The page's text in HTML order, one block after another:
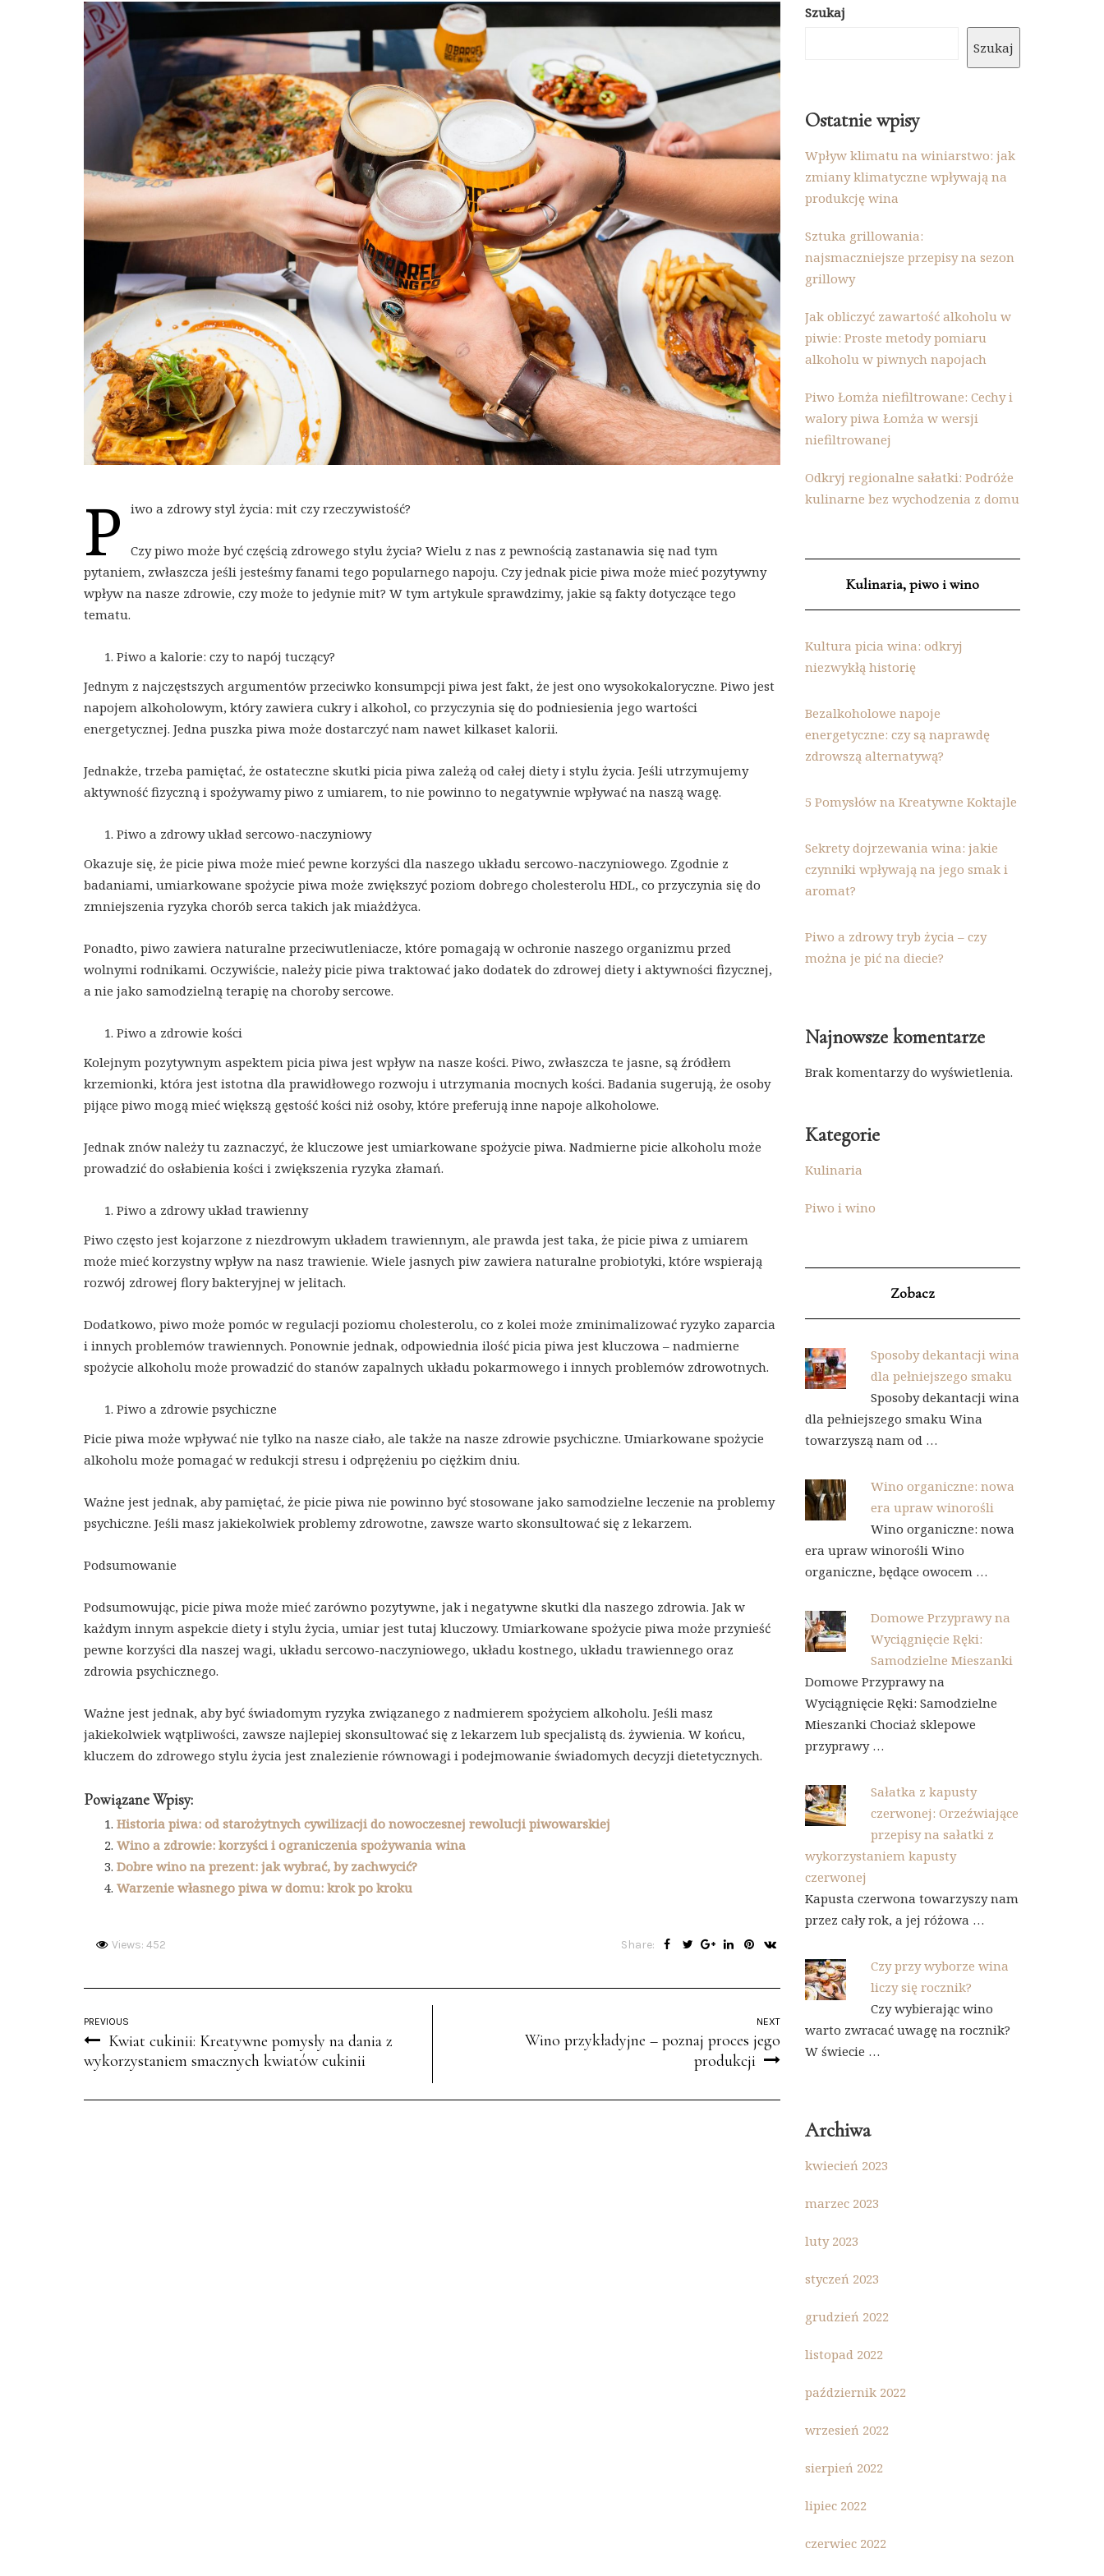
P iwo a zdrowy styl życia: mit czy rzeczywistość?
Czy piwo może być częścią zdrowego stylu życia? Wielu z nas z pewnością zastanawia się nad tym
pytaniem, zwłaszcza jeśli jesteśmy fanami tego popularnego napoju. Czy jednak picie piwa może mieć pozytywny
wpływ na nasze zdrowie, czy może to jedynie mit? W tym artykule sprawdzimy, jakie są fakty dotyczące tego
tematu.
Piwo a kalorie: czy to napój tuczący?
Jednym z najczęstszych argumentów przeciwko konsumpcji piwa jest fakt, że jest ono wysokokaloryczne. Piwo jest
napojem alkoholowym, który zawiera cukry i alkohol, co przyczynia się do podniesienia jego wartości
energetycznej. Jedna puszka piwa może dostarczyć nam nawet kilkaset kalorii.
Jednakże, trzeba pamiętać, że ostateczne skutki picia piwa zależą od całej diety i stylu życia. Jeśli utrzymujemy
aktywność fizyczną i spożywamy piwo z umiarem, to nie powinno to negatywnie wpływać na naszą wagę.
Piwo a zdrowy układ sercowo-naczyniowy
Okazuje się, że picie piwa może mieć pewne korzyści dla naszego układu sercowo-naczyniowego. Zgodnie z
badaniami, umiarkowane spożycie piwa może zwiększyć poziom dobrego cholesterolu HDL, co przyczynia się do
zmniejszenia ryzyka chorób serca takich jak miażdżyca.
Ponadto, piwo zawiera naturalne przeciwutleniacze, które pomagają w ochronie naszego organizmu przed
wolnymi rodnikami. Oczywiście, należy picie piwa traktować jako dodatek do zdrowej diety i aktywności fizycznej,
a nie jako samodzielną terapię na choroby sercowe.
Piwo a zdrowie kości
Kolejnym pozytywnym aspektem picia piwa jest wpływ na nasze kości. Piwo, zwłaszcza te jasne, są źródłem
krzemionki, która jest istotna dla prawidłowego rozwoju i utrzymania mocnych kości. Badania sugerują, że osoby
pijące piwo mogą mieć większą gęstość kości niż osoby, które preferują inne napoje alkoholowe.
Jednak znów należy tu zaznaczyć, że kluczowe jest umiarkowane spożycie piwa. Nadmierne picie alkoholu może
prowadzić do osłabienia kości i zwiększenia ryzyka złamań.
Piwo a zdrowy układ trawienny
Piwo często jest kojarzone z niezdrowym układem trawiennym, ale prawda jest taka, że picie piwa z umiarem
może mieć korzystny wpływ na nasz trawienie. Wiele jasnych piw zawiera naturalne probiotyki, które wspierają
rozwój zdrowej flory bakteryjnej w jelitach.
Dodatkowo, piwo może pomóc w regulacji poziomu cholesterolu, co z kolei może zminimalizować ryzyko zaparcia
i innych problemów trawiennych. Ponownie jednak, odpowiednia ilość picia piwa jest kluczowa – nadmierne
spożycie alkoholu może prowadzić do stanów zapalnych układu pokarmowego i innych problemów zdrowotnych.
Piwo a zdrowie psychiczne
Picie piwa może wpływać nie tylko na nasze ciało, ale także na nasze zdrowie psychiczne. Umiarkowane spożycie
alkoholu może pomagać w redukcji stresu i odprężeniu po ciężkim dniu.
Ważne jest jednak, aby pamiętać, że picie piwa nie powinno być stosowane jako samodzielne leczenie na problemy
psychiczne. Jeśli masz jakiekolwiek problemy zdrowotne, zawsze warto skonsultować się z lekarzem.
Podsumowanie
Podsumowując, picie piwa może mieć zarówno pozytywne, jak i negatywne skutki dla naszego zdrowia. Jak w
każdym innym aspekcie diety i stylu życia, umiar jest tutaj kluczowy. Umiarkowane spożycie piwa może przynieść
pewne korzyści dla naszej wagi, układu sercowo-naczyniowego, układu kostnego, układu trawiennego oraz
zdrowia psychicznego.
Ważne jest jednak, aby być świadomym ryzyka związanego z nadmierem spożyciem alkoholu. Jeśli masz
jakiekolwiek wątpliwości, zawsze najlepiej skonsultować się z lekarzem lub specjalistą ds. żywienia. W końcu,
kluczem do zdrowego stylu życia jest znalezienie równowagi i podejmowanie świadomych decyzji dietetycznych.
Powiązane Wpisy:
Historia piwa: od starożytnych cywilizacji do nowoczesnej rewolucji piwowarskiej
Wino a zdrowie: korzyści i ograniczenia spożywania wina
Dobre wino na prezent: jak wybrać, by zachwycić?
Warzenie własnego piwa w domu: krok po kroku
Views: 452 Share:
PREVIOUS
Kwiat cukinii: Kreatywne pomysły na dania z
wykorzystaniem smacznych kwiatów cukinii
NEXT
Wino przykładyjne – poznaj proces jego
produkcji
Szukaj
Szukaj
Ostatnie wpisy
Wpływ klimatu na winiarstwo: jak
zmiany klimatyczne wpływają na
produkcję wina
Sztuka grillowania:
najsmaczniejsze przepisy na sezon
grillowy
Jak obliczyć zawartość alkoholu w
piwie: Proste metody pomiaru
alkoholu w piwnych napojach
Piwo Łomża niefiltrowane: Cechy i
walory piwa Łomża w wersji
niefiltrowanej
Odkryj regionalne sałatki: Podróże
kulinarne bez wychodzenia z domu
Kulinaria, piwo i wino
Kultura picia wina: odkryj
niezwykłą historię
Bezalkoholowe napoje
energetyczne: czy są naprawdę
zdrowszą alternatywą?
5 Pomysłów na Kreatywne Koktajle
Sekrety dojrzewania wina: jakie
czynniki wpływają na jego smak i
aromat?
Piwo a zdrowy tryb życia – czy
można je pić na diecie?
Najnowsze komentarze
Brak komentarzy do wyświetlenia.
Kategorie
Kulinaria
Piwo i wino
Zobacz
Sposoby dekantacji wina
dla pełniejszego smaku
Sposoby dekantacji wina
dla pełniejszego smaku Wina
towarzyszą nam od …
Wino organiczne: nowa
era upraw winorośli
Wino organiczne: nowa
era upraw winorośli Wino
organiczne, będące owocem …
Domowe Przyprawy na
Wyciągnięcie Ręki:
Samodzielne Mieszanki
Domowe Przyprawy na
Wyciągnięcie Ręki: Samodzielne
Mieszanki Chociaż sklepowe
przyprawy …
Sałatka z kapusty
czerwonej: Orzeźwiające
przepisy na sałatki z
wykorzystaniem kapusty
czerwonej
Kapusta czerwona towarzyszy nam
przez cały rok, a jej różowa …
Czy przy wyborze wina
liczy się rocznik?
Czy wybierając wino
warto zwracać uwagę na rocznik?
W świecie …
Archiwa
kwiecień 2023
marzec 2023
luty 2023
styczeń 2023
grudzień 2022
listopad 2022
październik 2022
wrzesień 2022
sierpień 2022
lipiec 2022
czerwiec 2022